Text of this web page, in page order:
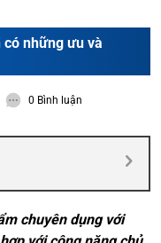
những ưu và
0 Bình luận
chuyên dụng với